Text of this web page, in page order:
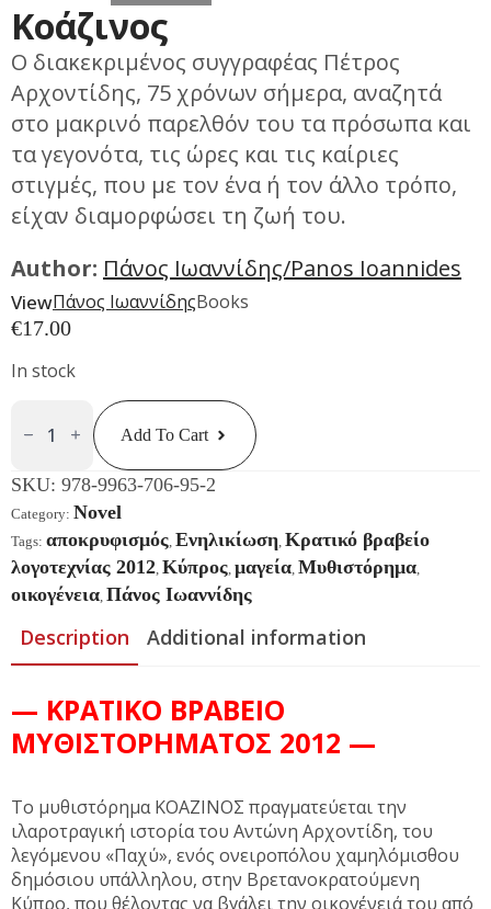
Κοάζινος
Ο διακεκριμένος συγγραφέας Πέτρος
Αρχοντίδης, 75 χρόνων σήμερα, αναζητά
στο μακρινό παρελθόν του τα πρόσωπα και
τα γεγονότα, τις ώρες και τις καίριες
στιγμές, που με τον ένα ή τον άλλο τρόπο,
είχαν διαμορφώσει τη ζωή του.
Author: Πάνος Ιωαννίδης/Panos Ioannides
ViewΠάνος ΙωαννίδηςBooks
€17.00
In stock
Quantity Add To Cart
SKU: 978-9963-706-95-2
Category: Novel
Tags: αποκρυφισμός, Ενηλικίωση, Κρατικό βραβείο
λογοτεχνίας 2012, Κύπρος, μαγεία, Μυθιστόρημα,
οικογένεια, Πάνος Ιωαννίδης
Description Additional information
— ΚΡΑΤΙΚΟ ΒΡΑΒΕΙΟ
ΜΥΘΙΣΤΟΡΗΜΑΤΟΣ 2012 —
To μυθιστόρημα ΚΟΑΖΙΝΟΣ πραγματεύεται την
ιλαροτραγική ιστορία του Αντώνη Αρχοντίδη, του
λεγόμενου «Παχύ», ενός ονειροπόλου χαμηλόμισθου
δημόσιου υπάλληλου, στην Βρετανοκρατούμενη
Κύπρο, που θέλοντας να βγάλει την οικογένειά του από